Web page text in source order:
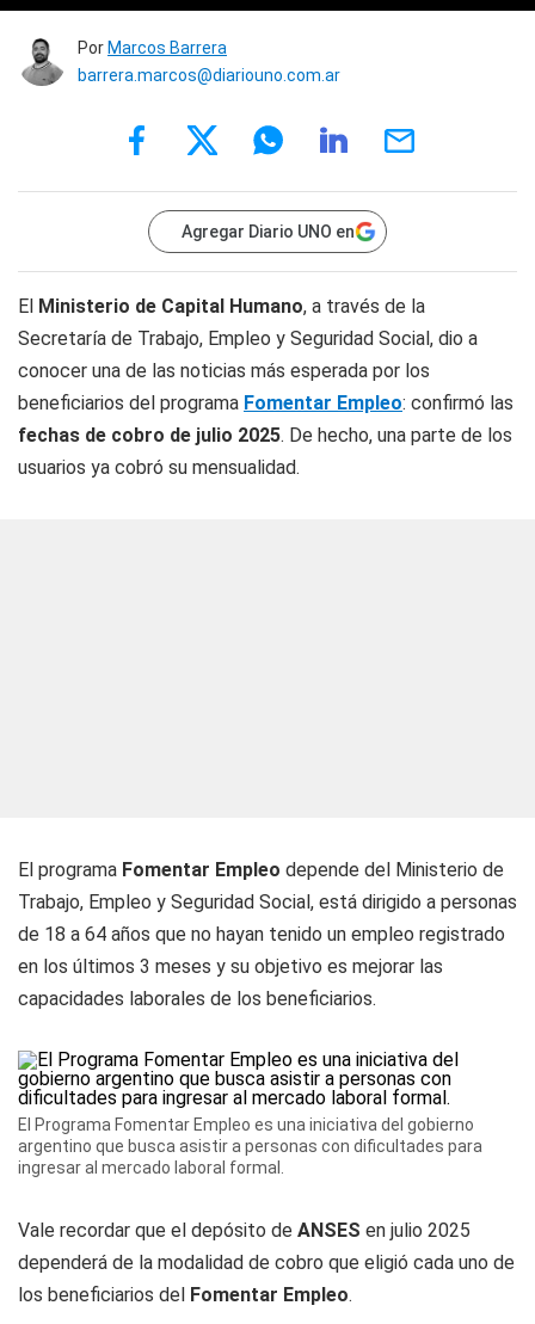
Por Marcos Barrera
barrera.marcos@diariouno.com.ar
Agregar Diario UNO en
El Ministerio de Capital Humano, a través de la
Secretaría de Trabajo, Empleo y Seguridad Social, dio a
conocer una de las noticias más esperada por los
beneficiarios del programa Fomentar Empleo: confirmó las
fechas de cobro de julio 2025. De hecho, una parte de los
usuarios ya cobró su mensualidad.
El programa Fomentar Empleo depende del Ministerio de
Trabajo, Empleo y Seguridad Social, está dirigido a personas
de 18 a 64 años que no hayan tenido un empleo registrado
en los últimos 3 meses y su objetivo es mejorar las
capacidades laborales de los beneficiarios.
El Programa Fomentar Empleo es una iniciativa del gobierno
argentino que busca asistir a personas con dificultades para
ingresar al mercado laboral formal.
Vale recordar que el depósito de ANSES en julio 2025
dependerá de la modalidad de cobro que eligió cada uno de
los beneficiarios del Fomentar Empleo.